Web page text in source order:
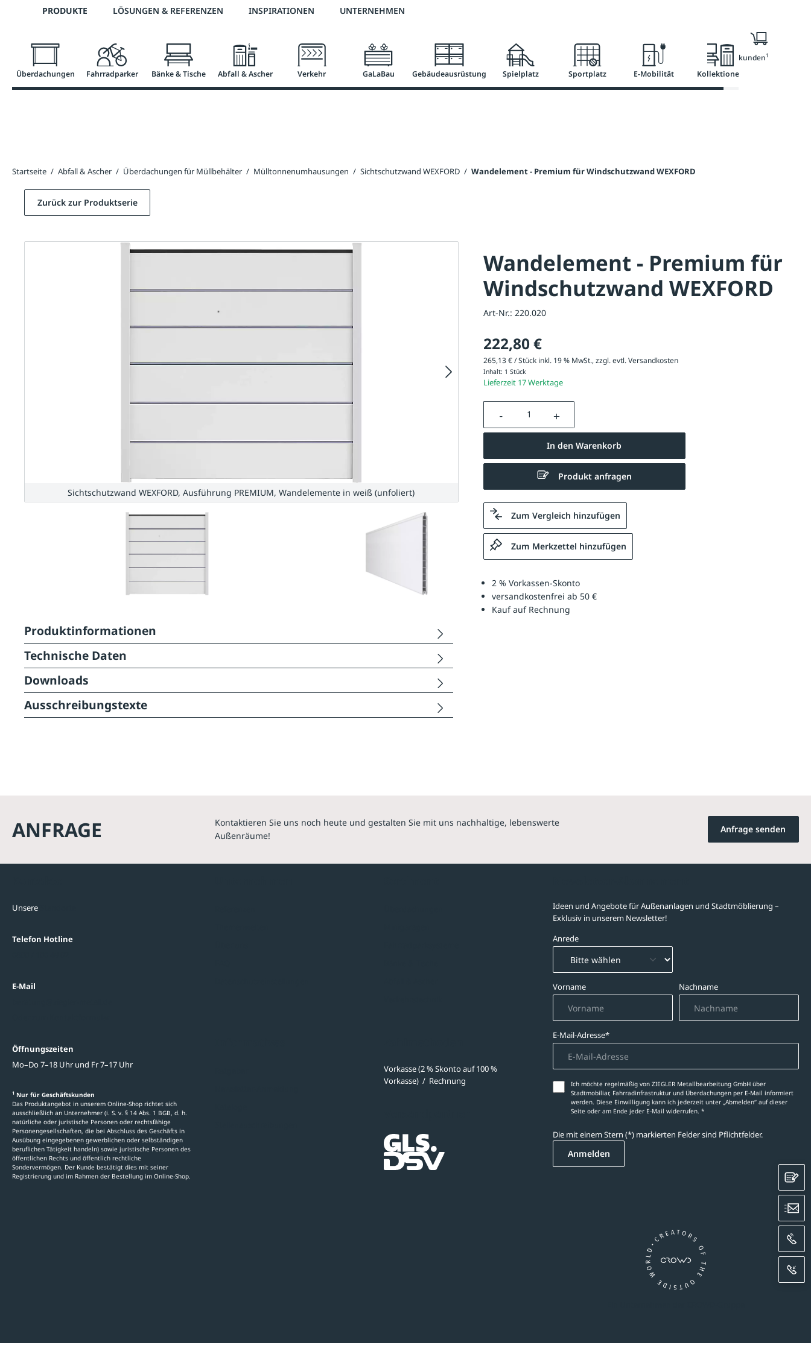
Zur Hauptnavigation springen
Telefon: 0800 / 100 49 02 2 % Vorkassen-Skonto versandkostenfrei ab 50 €
PRODUKTE LÖSUNGEN & REFERENZEN INSPIRATIONEN UNTERNEHMEN
Überdachungen Fahrradparker Bänke & Tische Abfall & Ascher Verkehr GaLaBau Gebäudeausrüstung Spielplatz Sportplatz E-Mobilität Kollektionen
Nur für Geschäftskunden1
Startseite / Abfall & Ascher / Überdachungen für Müllbehälter / Mülltonnenumhausungen / Sichtschutzwand WEXFORD / Wandelement - Premium für Windschutzwand WEXFORD
Wandelement - Premium für
Windschutzwand WEXFORD
Art-Nr.: 220.020
222,80 €
265,13 € / Stück inkl. 19 % MwSt., zzgl. evtl.Versandkosten
Inhalt: 1 Stück
Lieferzeit 17 Werktage
Produkt Anzahl: Gib den gewünschten Wert ein oder
In den Warenkorb
Produkt anfragen
Zum Vergleich hinzufügen
Zum Merkzettel hinzufügen
2 % Vorkassen-Skonto
versandkostenfrei ab 50 €
Kauf auf Rechnung
Zurück zur Produktserie
Sichtschutzwand WEXFORD, Ausführung PREMIUM, Wandelemente in weiß (unfoliert) Wandelement in weiß (unfoliert)
Produktinformationen
Technische Daten
Downloads
Ausschreibungstexte
ANFRAGE
Kontaktieren Sie uns noch heute und gestalten Sie mit uns nachhaltige, lebenswerte
Außenräume!
Anfrage senden
Unsere
Telefon Hotline
E-Mail
Öffnungszeiten
Mo–Do 7–18 Uhr und Fr 7–17 Uhr
1 Nur für Geschäftskunden
Das Produktangebot in unserem Online-Shop richtet sich
ausschließlich an Unternehmer (i. S. v. § 14 Abs. 1 BGB, d. h.
natürliche oder juristische Personen oder rechtsfähige
Personengesellschaften, die bei Abschluss des Geschäfts in
Ausübung eingegebenen gewerblichen oder selbständigen
beruflichen Tätigkeit handeln) sowie juristische Personen des
öffentlichen Rechts und öffentlich rechtliche
Sondervermögen. Der Kunde bestätigt dies mit seiner
Registrierung und im Rahmen der Bestellung im Online-Shop.
Vorkasse (2 % Skonto auf 100 %
Vorkasse) / Rechnung
Ideen und Angebote für Außenanlagen und Stadtmöblierung –
Exklusiv in unserem Newsletter!
Anrede
Vorname Nachname
E-Mail-Adresse*
Ich möchte regelmäßig von ZIEGLER Metallbearbeitung GmbH über
Stadtmobiliar, Fahrradinfrastruktur und Überdachungen per E-Mail informiert
werden. Diese Einwilligung kann ich jederzeit unter „Abmelden‘‘ auf dieser
Seite oder am Ende jeder E-Mail widerrufen. *
Die mit einem Stern (*) markierten Felder sind Pflichtfelder.
Anmelden